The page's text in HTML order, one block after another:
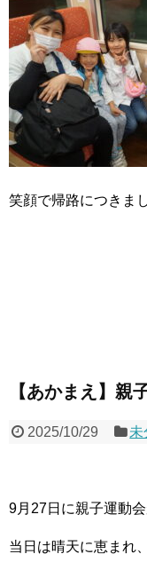
笑顔で帰路につきま
【あかまえ】親
2025/10/29 未
9月27日に親子運動
当日は晴天に恵まれ